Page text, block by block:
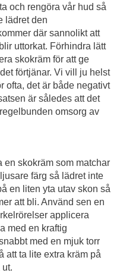
och rengöra vår hud så
lädret den
där sannolikt att
uttorkat. Förhindra lätt
skokräm för att ge
förtjänar. Vi vill ju helst
ofta, det är både negativt
är således att det
omsorg av
en skokräm som matchar
färg så lädret inte
en liten yta utav skon så
att bli. Använd sen en
applicera
med en kraftig
med en mjuk torr
att ta lite extra kräm på